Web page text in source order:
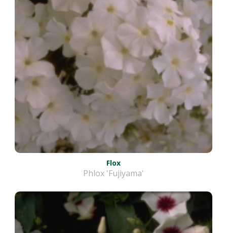
Flox
Phlox 'Fujiyama'